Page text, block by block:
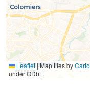
Leaflet|Map tiles byCarto
under ODbL.